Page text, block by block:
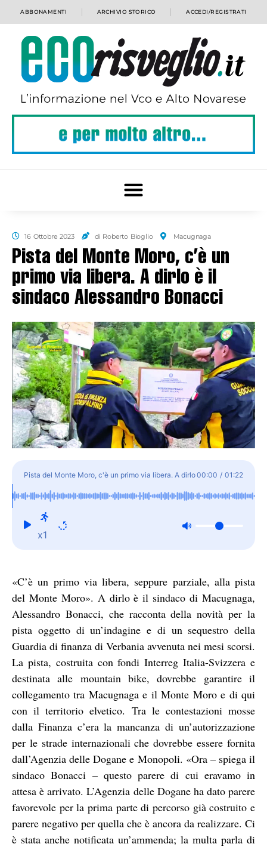
ABBONAMENTI ARCHIVIO STORICO ACCEDI/REGISTRATI
16 Ottobre 2023 di Roberto Bioglio Macugnaga
Pista del Monte Moro, c’è un
primo via libera. A dirlo è il
sindaco Alessandro Bonacci
Pista del Monte Moro, c'è un primo via libera. A dirlo
è il sindaco Alessandro Bonacci
00:00 / 01:22
x1
«C’è un primo via libera, seppure parziale, alla pista
del Monte Moro». A dirlo è il sindaco di Macugnaga,
Alessandro Bonacci, che racconta della novità per la
pista oggetto di un’indagine e di un sequestro della
Guardia di finanza di Verbania avvenuta nei mesi scorsi.
La pista, costruita con fondi Interreg Italia-Svizzera e
destinata alle mountain bike, dovrebbe garantire il
collegamento tra Macugnaga e il Monte Moro e di qui
con il territorio elvetico. Tra le contestazioni mosse
dalla Finanza c’era la mancanza di un’autorizzazione
per le strade internazionali che dovrebbe essere fornita
dall’Agenzia delle Dogane e Monopoli. «Ora – spiega il
sindaco Bonacci – questo parere di cui eravamo in
attesa è arrivato. L’Agenzia delle Dogane ha dato parere
favorevole per la prima parte di percorso già costruito e
parere negativo per quella che è ancora da realizzare. Ci
è stata anche notificata un’ammenda; la multa parla di